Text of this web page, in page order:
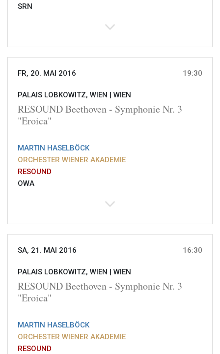
SRN
FR, 20. MAI 2016 19:30
PALAIS LOBKOWITZ, WIEN | WIEN
RESOUND Beethoven - Symphonie Nr. 3
"Eroica"
MARTIN HASELBÖCK
ORCHESTER WIENER AKADEMIE
RESOUND
OWA
SA, 21. MAI 2016 16:30
PALAIS LOBKOWITZ, WIEN | WIEN
RESOUND Beethoven - Symphonie Nr. 3
"Eroica"
MARTIN HASELBÖCK
ORCHESTER WIENER AKADEMIE
RESOUND